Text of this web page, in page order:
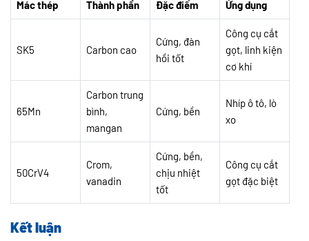
Mác thép Thành phần Đặc điểm Ứng dụng
SK5 Carbon cao
Cứng, đàn
hồi tốt
Công cụ cắt
gọt, linh kiện
cơ khí
65Mn
Carbon trung
bình,
mangan
Cứng, bền
Nhíp ô tô, lò
xo
50CrV4
Crom,
vanadin
Cứng, bền,
chịu nhiệt
tốt
Công cụ cắt
gọt đặc biệt
Kết luận